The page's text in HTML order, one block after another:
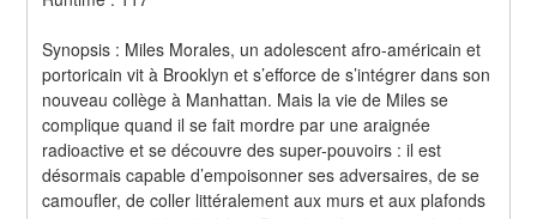
Synopsis : Miles Morales, un adolescent afro-américain et
portoricain vit à Brooklyn et s’efforce de s’intégrer dans son
nouveau collège à Manhattan. Mais la vie de Miles se
complique quand il se fait mordre par une araignée
radioactive et se découvre des super-pouvoirs : il est
désormais capable d’empoisonner ses adversaires, de se
camoufler, de coller littéralement aux murs et aux plafonds